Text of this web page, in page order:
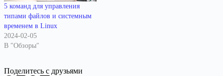
5 команд для управления
типами файлов и системным
временем в Linux
2024-02-05
В "Обзоры"
Поделитесь с друзьями